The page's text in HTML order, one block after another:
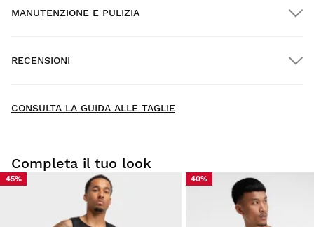
Consegna a domicilio oltre $300.00
Prova i nostri prodotti comodamente a casa tua. Hai 30
giorni dalla consegna per chiedere il reso.
MANUTENZIONE E PULIZIA
RECENSIONI
Sulla base di 110 recensioni
Cerca:
CONSULTA LA GUIDA ALLE TAGLIE
Completa il tuo look
45% 40%